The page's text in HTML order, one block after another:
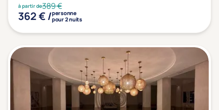
à partir de389 €
362 € /personne
pour 2 nuits